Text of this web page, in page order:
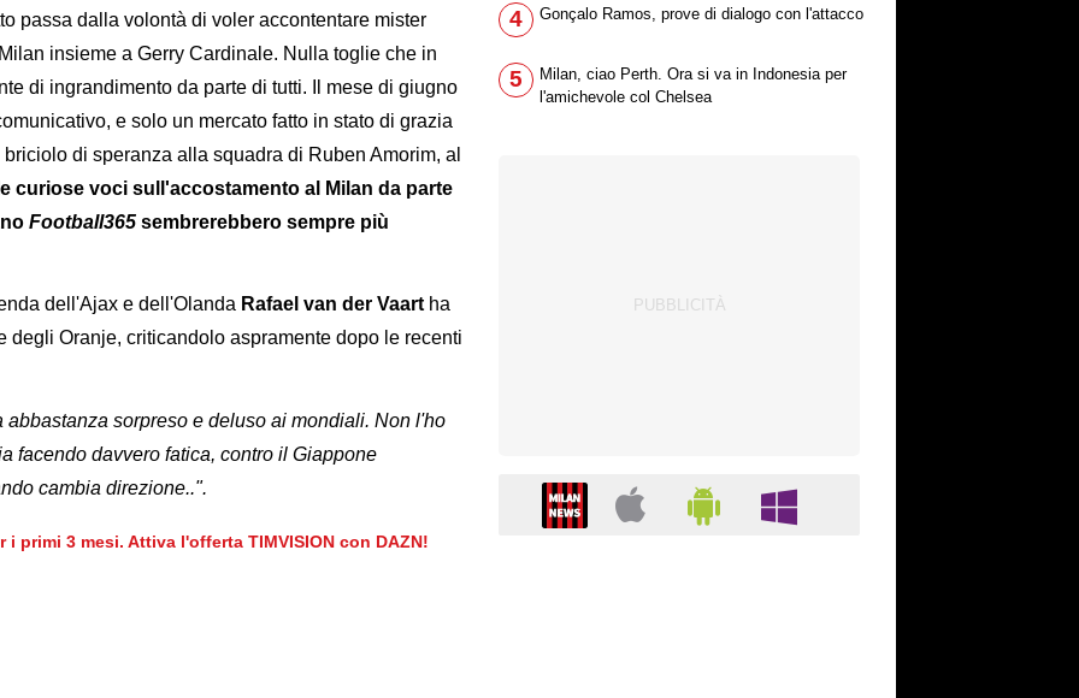
passa dalla volontà di voler accontentare mister
insieme a Gerry Cardinale. Nulla toglie che in
di ingrandimento da parte di tutti. Il mese di giugno
e solo un mercato fatto in stato di grazia
di speranza alla squadra di Ruben Amorim, al
le curiose voci sull'accostamento al Milan da parte
Football365 sembrerebbero sempre più
dell'Ajax e dell'Olanda Rafael van der Vaart ha
degli Oranje, criticandolo aspramente dopo le recenti
abbastanza sorpreso e deluso ai mondiali. Non l'ho
facendo davvero fatica, contro il Giappone
cambia direzione..".
i primi 3 mesi. Attiva l'offerta TIMVISION con DAZN!
4 Gonçalo Ramos, prove di dialogo con l'attacco
5
Milan, ciao Perth. Ora si va in Indonesia per
l'amichevole col Chelsea